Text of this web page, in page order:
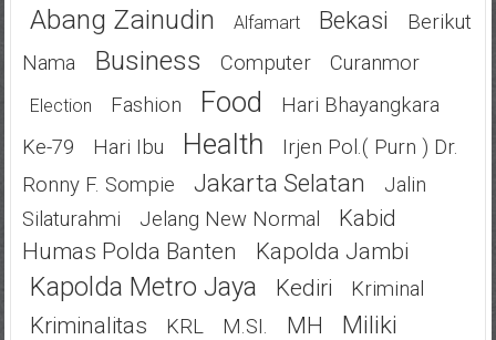
Abang Zainudin Alfamart Bekasi
Berikut
Nama
Business Computer Curanmor
Election Fashion Food
Hari Bhayangkara
Ke-79
Hari Ibu Health
Irjen Pol.( Purn ) Dr.
Ronny F. Sompie
Jakarta Selatan
Jalin
Silaturahmi
Jelang New Normal
Kabid
Humas Polda Banten
Kapolda Jambi
Kapolda Metro Jaya Kediri Kriminal
Kriminalitas KRL M.SI. MH
Miliki